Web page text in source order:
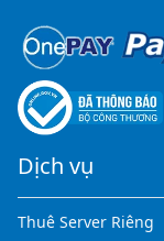
Dịch vụ
Thuê Server Riêng